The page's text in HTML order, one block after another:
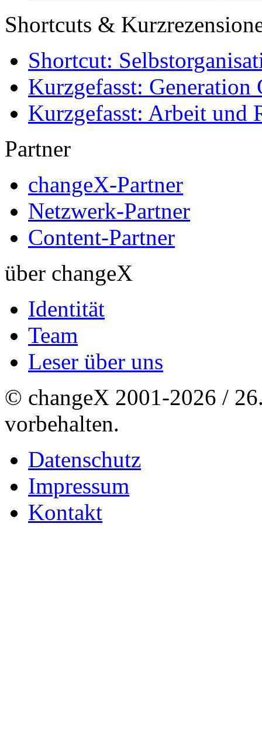
Shortcuts &
Shortcut:
Kurzgefasst: Generation
Kurzgefasst: Arbeit und
Partner
changeX-Partner
Netzwerk-Partner
Content-Partner
über changeX
Identität
Team
Leser über uns
© changeX 2001-2026 /
vorbehalten.
Datenschutz
Impressum
Kontakt